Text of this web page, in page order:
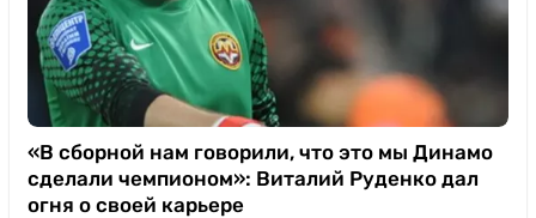
«В сборной нам говорили, что это мы Динамо
сделали чемпионом»: Виталий Руденко дал
огня о своей карьере